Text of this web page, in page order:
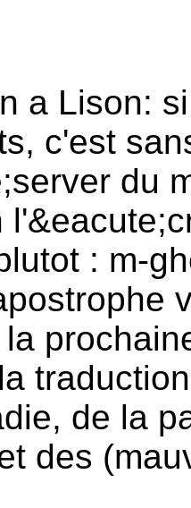
a Lison:
c'est
du
: m-
de la
des